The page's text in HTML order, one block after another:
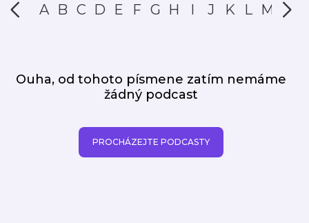
A B C D E F G H I J K L M N
Ouha, od tohoto písmene zatím nemáme
žádný podcast
PROCHÁZEJTE PODCASTY